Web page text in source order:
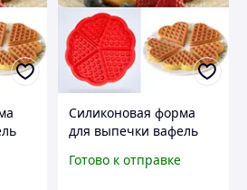
Силиконовая форма
для выпечки вафель
Готово к отправке